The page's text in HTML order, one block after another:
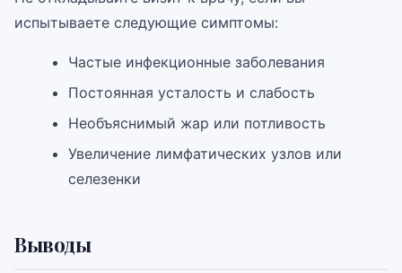
испытываете следующие симптомы:
Частые инфекционные заболевания
Постоянная усталость и слабость
Необъяснимый жар или потливость
Увеличение лимфатических узлов или
селезенки
Выводы